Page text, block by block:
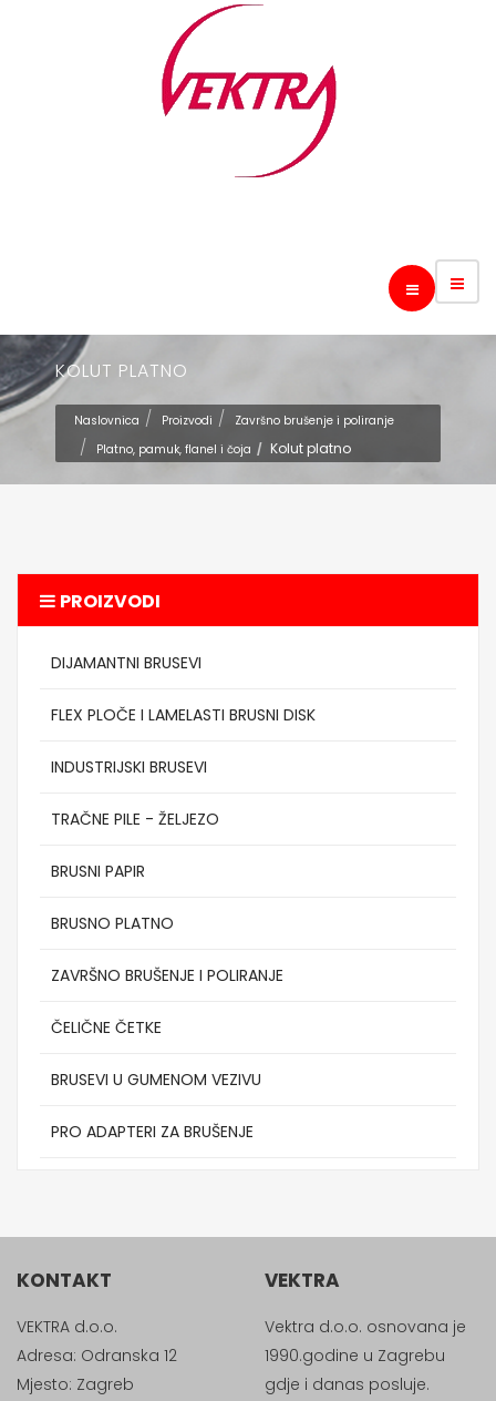
KOLUT PLATNO
Naslovnica Proizvodi
Završno brušenje i poliranje
Platno, pamuk, flanel i čoja
Kolut platno
PROIZVODI
DIJAMANTNI BRUSEVI
FLEX PLOČE I LAMELASTI BRUSNI DISK
INDUSTRIJSKI BRUSEVI
TRAČNE PILE - ŽELJEZO
BRUSNI PAPIR
BRUSNO PLATNO
ZAVRŠNO BRUŠENJE I POLIRANJE
ČELIČNE ČETKE
BRUSEVI U GUMENOM VEZIVU
PRO ADAPTERI ZA BRUŠENJE
KONTAKT
VEKTRA d.o.o.
Adresa: Odranska 12
Mjesto: Zagreb
VEKTRA
Vektra d.o.o. osnovana je
1990.godine u Zagrebu
gdje i danas posluje.